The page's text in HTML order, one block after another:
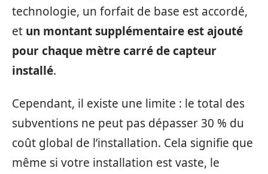
technologie, un forfait de base est accordé,
et un montant supplémentaire est ajouté
pour chaque mètre carré de capteur
installé.
Cependant, il existe une limite : le total des
subventions ne peut pas dépasser 30 % du
coût global de l’installation. Cela signifie que
même si votre installation est vaste, le